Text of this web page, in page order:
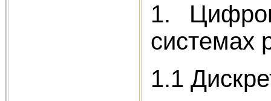
1.
системах
1.1